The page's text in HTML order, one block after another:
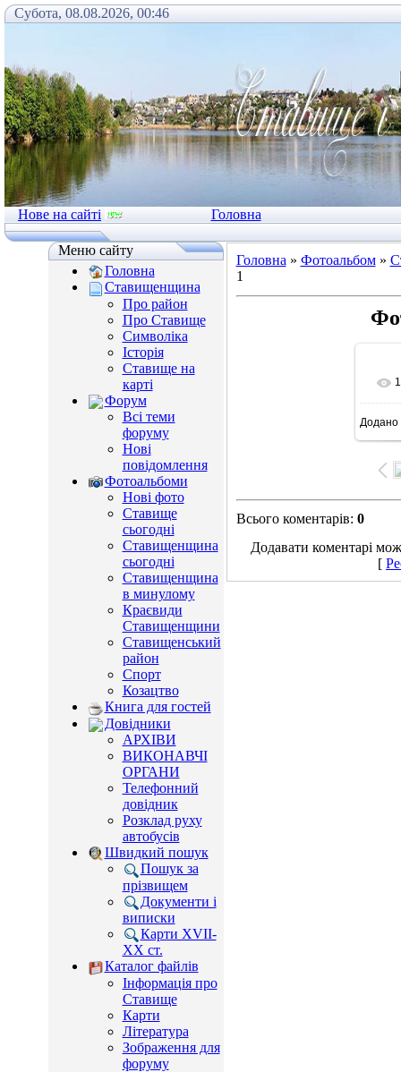
Субота, 08.08.2026, 00:46
Нове на сайті Головна
Меню сайту
Головна
Ставищенщина
Про район
Про Ставище
Символіка
Історія
Ставище на
карті
Форум
Всі теми
форуму
Нові
повідомлення
Фотоальбоми
Нові фото
Ставище
сьогодні
Ставищенщина
сьогодні
Ставищенщина
в минулому
Краєвиди
Ставищенщини
Ставищенський
район
Спорт
Козацтво
Книга для гостей
Довідники
АРХІВИ
ВИКОНАВЧІ
ОРГАНИ
Телефонний
довідник
Розклад руху
автобусів
Швидкий пошук
Пошук за
прізвищем
Документи і
виписки
Карти XVII-
XX ст.
Каталог файлів
Інформація про
Ставище
Карти
Література
Зображення для
форуму
Головна » Фотоальбом»
1
Додано
Всього коментарів: 0
Додавати коментарі
[